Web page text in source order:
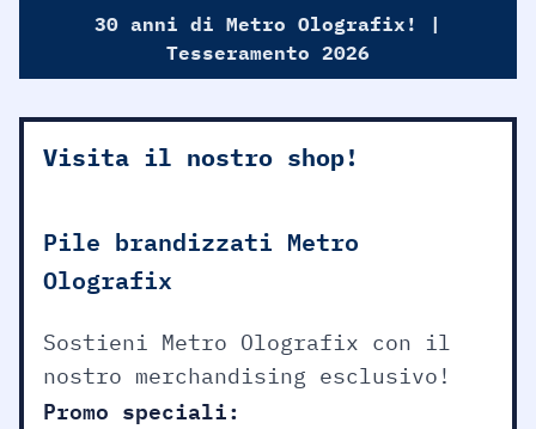
30 anni di Metro Olografix! |
Tesseramento 2026
Visita il nostro shop!
Pile brandizzati Metro
Olografix
Sostieni Metro Olografix con il
nostro merchandising esclusivo!
Promo speciali: